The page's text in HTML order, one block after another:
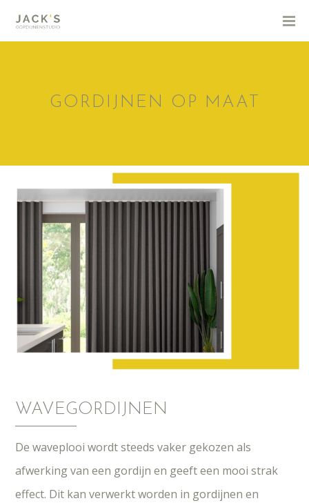
GORDIJNEN OP MAAT
WAVEGORDIJNEN
De waveplooi wordt steeds vaker gekozen als
afwerking van een gordijn en geeft een mooi strak
effect. Dit kan verwerkt worden in gordijnen en